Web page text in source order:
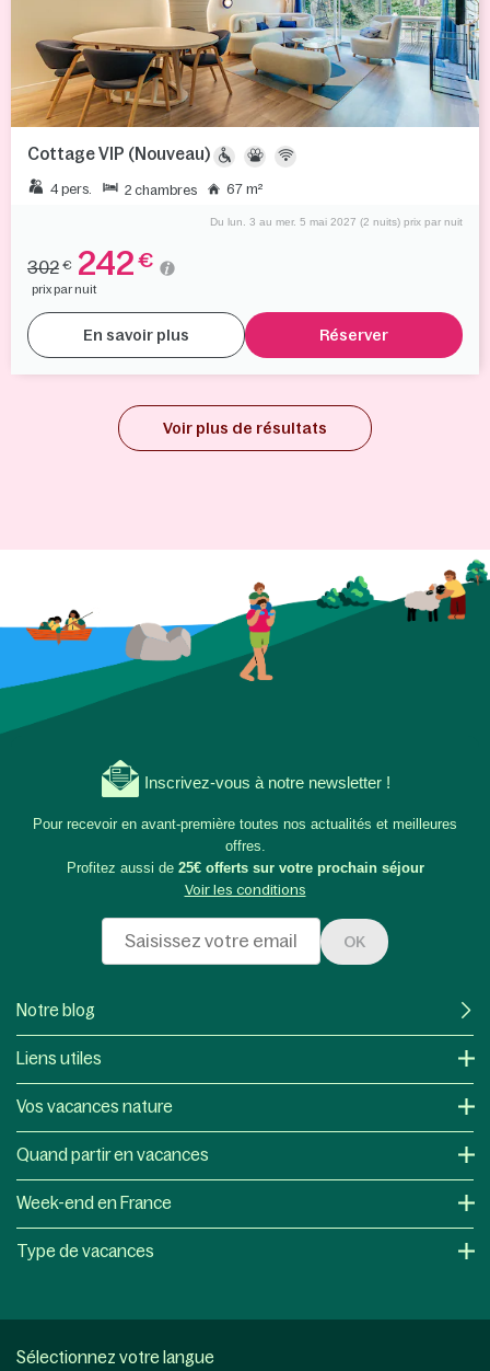
Cottage VIP (Nouveau)
4 pers. 2 chambres 67 m²
Du lun. 3 au mer. 5 mai 2027 (2 nuits) prix par nuit
302 € 242 €
prix par nuit
En savoir plus Réserver
Voir plus de résultats
Inscrivez-vous à notre newsletter !
Pour recevoir en avant-première toutes nos actualités et meilleures
offres.
Profitez aussi de 25€ offerts sur votre prochain séjour
Voir les conditions
OK
Notre blog
Liens utiles
Vos vacances nature
Quand partir en vacances
Week-end en France
Type de vacances
Sélectionnez votre langue